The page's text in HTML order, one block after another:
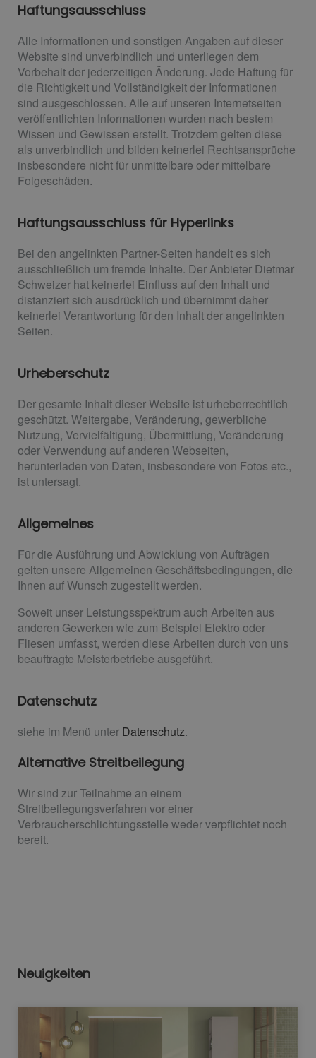
Haftungsausschluss
Alle Informationen und sonstigen Angaben auf dieser
Website sind unverbindlich und unterliegen dem
Vorbehalt der jederzeitigen Änderung. Jede Haftung für
die Richtigkeit und Vollständigkeit der Informationen
sind ausgeschlossen. Alle auf unseren Internetseiten
veröffentlichten Informationen wurden nach bestem
Wissen und Gewissen erstellt. Trotzdem gelten diese
als unverbindlich und bilden keinerlei Rechtsansprüche
insbesondere nicht für unmittelbare oder mittelbare
Folgeschäden.
Haftungsausschluss für Hyperlinks
Bei den angelinkten Partner-Seiten handelt es sich
ausschließlich um fremde Inhalte. Der Anbieter Dietmar
Schweizer hat keinerlei Einfluss auf den Inhalt und
distanziert sich ausdrücklich und übernimmt daher
keinerlei Verantwortung für den Inhalt der angelinkten
Seiten.
Urheberschutz
Der gesamte Inhalt dieser Website ist urheberrechtlich
geschützt. Weitergabe, Veränderung, gewerbliche
Nutzung, Vervielfältigung, Übermittlung, Veränderung
oder Verwendung auf anderen Webseiten,
herunterladen von Daten, insbesondere von Fotos etc.,
ist untersagt.
Allgemeines
Für die Ausführung und Abwicklung von Aufträgen
gelten unsere Allgemeinen Geschäftsbedingungen, die
Ihnen auf Wunsch zugestellt werden.
Soweit unser Leistungsspektrum auch Arbeiten aus
anderen Gewerken wie zum Beispiel Elektro oder
Fliesen umfasst, werden diese Arbeiten durch von uns
beauftragte Meisterbetriebe ausgeführt.
Datenschutz
siehe im Menü unter Datenschutz.
Alternative Streitbeilegung
Wir sind zur Teilnahme an einem
Streitbeilegungsverfahren vor einer
Verbraucherschlichtungsstelle weder verpflichtet noch
bereit.
Neuigkeiten